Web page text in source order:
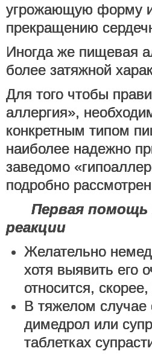
угрожающую форму и
прекращению
Иногда же пищевая
более затяжной
Для того чтобы
аллергия»,
конкретным типом
наиболее надежно
заведомо
подробно
Первая помощь
реакции
Желательно
хотя выявить его
относится,
В тяжелом случае
димедрол или
таблетках